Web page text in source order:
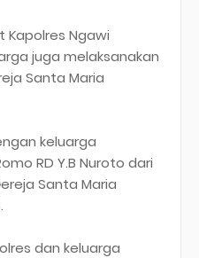
Kapolres Ngawi
juga melaksanakan
Santa Maria
keluarga
RD Y.B Nuroto dari
Santa Maria
dan keluarga